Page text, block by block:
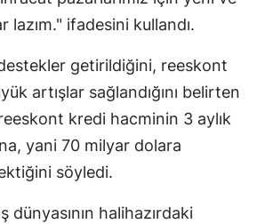
lazım." ifadesini kullandı.
getirildiğini, reeskont
artışlar sağlandığını belirten
kredi hacminin 3 aylık
yani 70 milyar dolara
söyledi.
dünyasının halihazırdaki